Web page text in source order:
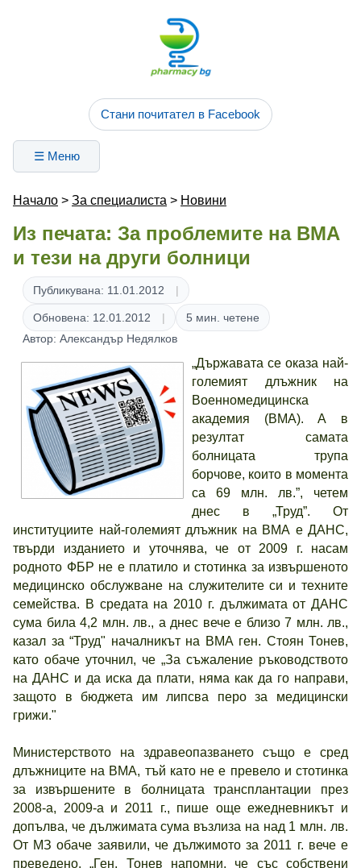
Стани почитател в Facebook
☰ Меню
Начало > За специалиста > Новини
Из печата: За проблемите на ВМА
и тези на други болници
Публикувана: 11.01.2012
Обновена: 12.01.2012
5 мин. четене
Автор: Александър Недялков
„Държавата се оказа най-
големият длъжник на
Военномедицинска
академия (ВМА). А в
резултат самата
болницата трупа
борчове, които в момента
са 69 млн. лв.”, четем
днес в „Труд”. От
институциите най-големият длъжник на ВМА е ДАНС,
твърди изданието и уточнява, че от 2009 г. насам
родното ФБР не е платило и стотинка за извършеното
медицинско обслужване на служителите си и техните
семейства. В средата на 2010 г. дължимата от ДАНС
сума била 4,2 млн. лв., а днес вече е близо 7 млн. лв.,
казал за “Труд" началникът на ВМА ген. Стоян Тонев,
като обаче уточнил, че „За съжаление ръководството
на ДАНС и да иска да плати, няма как да го направи,
защото в бюджета им липсва перо за медицински
грижи."
Министерството на здравеопазването също е сред
длъжниците на ВМА, тъй като не е превело и стотинка
за извършените в болницата трансплантации през
2008-а, 2009-а и 2011 г., пише още ежедневникът и
допълва, че дължимата сума възлиза на над 1 млн. лв.
От МЗ обаче заявили, че дължимото за 2011 г. вече е
преведено. „Ген. Тонев напомни, че със собствени